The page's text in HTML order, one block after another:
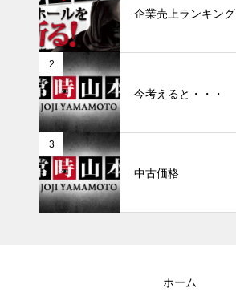
企業売上ランキング
2
今考えると・・・
3
中古価格
ホーム